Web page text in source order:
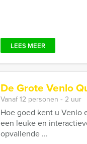
LEES MEER
De Grote Venlo
Vanaf 12 personen ‐ 2 uur
Hoe goed kent u Venlo
een leuke en
opvallende ...